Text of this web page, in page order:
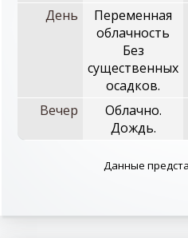
День
Переменная
облачность
Без
существенных
осадков.
Вечер
Облачно.
Дождь.
Данные